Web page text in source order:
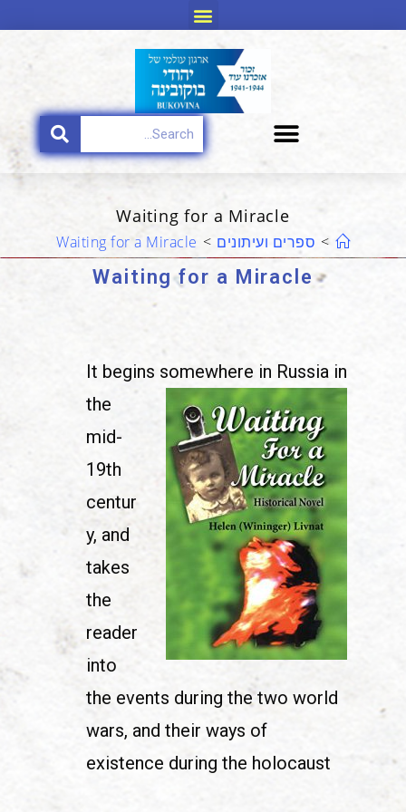
Waiting for a Miracle
> ספרים ועיתונים >
Waiting for a Miracle
Waiting for a Miracle
It begins somewhere in Russia in
the
mid-
19th
centur
y, and
takes
the
reader
into
the events during the two world
wars, and their ways of
existence during the holocaust